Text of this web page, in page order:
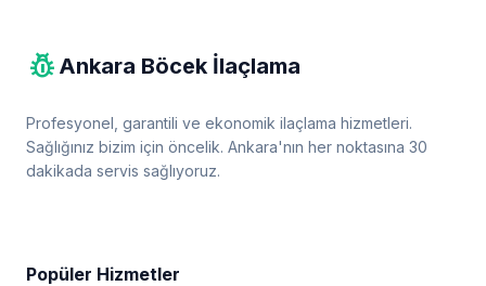
pest_control Ankara Böcek İlaçlama
Profesyonel, garantili ve ekonomik ilaçlama hizmetleri.
Sağlığınız bizim için öncelik. Ankara'nın her noktasına 30
dakikada servis sağlıyoruz.
Popüler Hizmetler